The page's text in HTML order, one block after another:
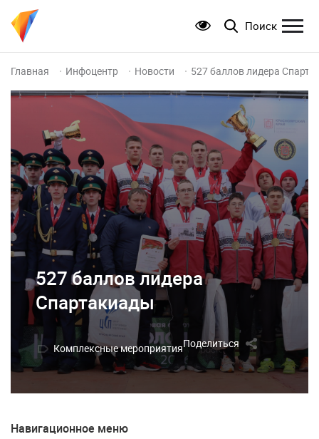
Поиск
Главная Инфоцентр Новости 527 баллов лидера
527 баллов лидера
Спартакиады
Комплексные мероприятияПоделиться
Навигационное меню